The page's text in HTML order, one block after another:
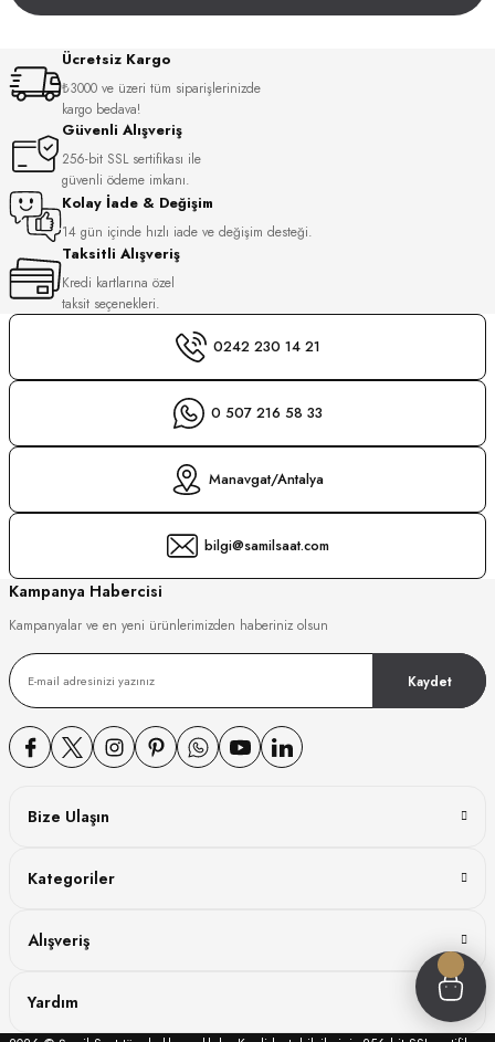
Ücretsiz Kargo
₺3000 ve üzeri tüm siparişlerinizde
kargo bedava!
Güvenli Alışveriş
256-bit SSL sertifikası ile
güvenli ödeme imkanı.
Kolay İade & Değişim
14 gün içinde hızlı iade ve değişim desteği.
Taksitli Alışveriş
Kredi kartlarına özel
taksit seçenekleri.
0242 230 14 21
0 507 216 58 33
Manavgat/Antalya
bilgi@samilsaat.com
Kampanya Habercisi
Kampanyalar ve en yeni ürünlerimizden haberiniz olsun
Kaydet
Bize Ulaşın
Kategoriler
Alışveriş
Yardım
WATCH
WATCH